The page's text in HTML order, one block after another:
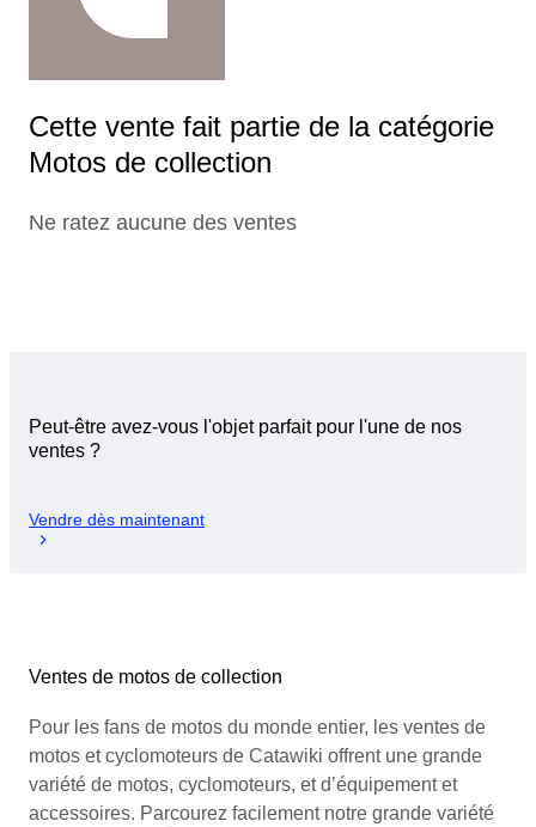
Cette vente fait partie de la catégorie
Motos de collection
Ne ratez aucune des ventes
Peut-être avez-vous l'objet parfait pour l'une de nos
ventes ?
Vendre dès maintenant
Ventes de motos de collection
Pour les fans de motos du monde entier, les ventes de
motos et cyclomoteurs de Catawiki offrent une grande
variété de motos, cyclomoteurs, et d’équipement et
accessoires. Parcourez facilement notre grande variété